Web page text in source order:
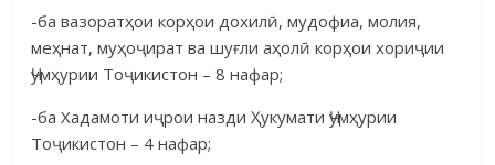
-ба вазоратҳои корҳои дохилӣ, мудофиа, молия,
меҳнат, муҳоҷират ва шуғли аҳолӣ корҳои хориҷии
Ҷумҳурии Тоҷикистон – 8 нафар;
-ба Хадамоти иҷрои назди Ҳукумати Ҷумҳурии
Тоҷикистон – 4 нафар;